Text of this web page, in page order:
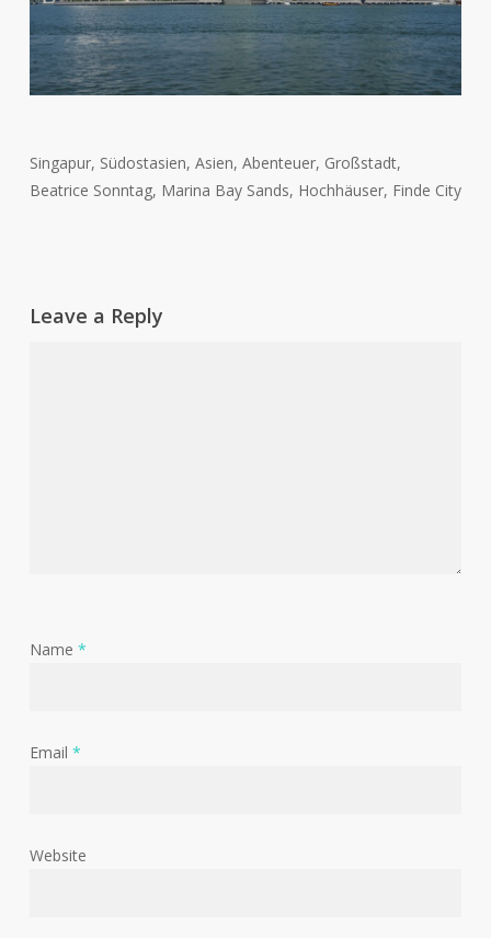
Singapur, Südostasien, Asien, Abenteuer, Großstadt,
Beatrice Sonntag, Marina Bay Sands, Hochhäuser, Finde City
Leave a Reply
Name *
Email *
Website